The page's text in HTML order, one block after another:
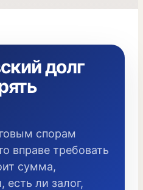
долг
спорам
вправе требовать
сумма,
ли залог,